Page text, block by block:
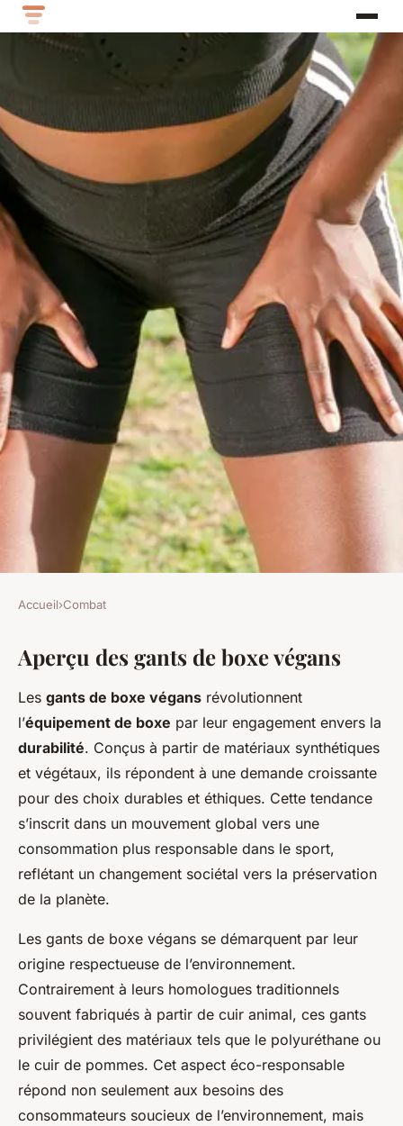
Les gants de boxe végans : une
tendance durable?
Sara•22 avril 2025 •5 min de lecture
Accueil›Combat
Aperçu des gants de boxe végans
Les gants de boxe végans révolutionnent
l’équipement de boxe par leur engagement envers la
durabilité. Conçus à partir de matériaux synthétiques
et végétaux, ils répondent à une demande croissante
pour des choix durables et éthiques. Cette tendance
s’inscrit dans un mouvement global vers une
consommation plus responsable dans le sport,
reflétant un changement sociétal vers la préservation
de la planète.
Les gants de boxe végans se démarquent par leur
origine respectueuse de l’environnement.
Contrairement à leurs homologues traditionnels
souvent fabriqués à partir de cuir animal, ces gants
privilégient des matériaux tels que le polyuréthane ou
le cuir de pommes. Cet aspect éco-responsable
répond non seulement aux besoins des
consommateurs soucieux de l’environnement, mais